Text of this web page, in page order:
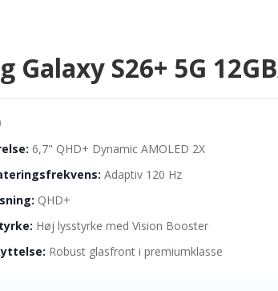
Galaxy S26+ 5G
6,7" QHD+ Dynamic AMOLED 2X
Adaptiv 120 Hz
QHD+
Høj lysstyrke med Vision Booster
Robust glasfront i premiumklasse